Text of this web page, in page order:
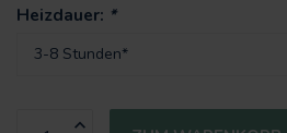
Heizdauer: *